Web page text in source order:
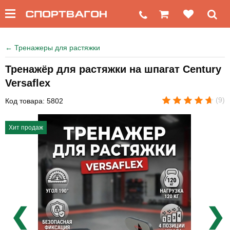
← Тренажеры для растяжки
Тренажёр для растяжки на шпагат Century
Versaflex
Код товара: 5802 (9)
Хит продаж
❮ ❯